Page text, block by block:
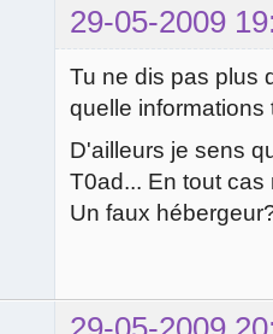
29-05-2009
Tu ne dis pas plus
quelle
D'ailleurs je sens
T0ad... En tout
Un faux